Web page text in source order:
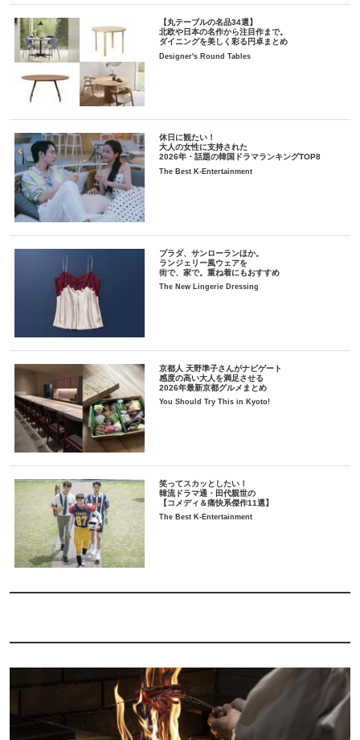
【丸テーブルの名品34選】
北欧や日本の名作から注目作まで。
ダイニングを美しく彩る円卓まとめ
Designer's Round Tables
休日に観たい！
大人の女性に支持された
2026年・話題の韓国ドラマランキングTOP8
The Best K-Entertainment
プラダ、サンローランほか。
ランジェリー風ウェアを
街で、家で。重ね着にもおすすめ
The New Lingerie Dressing
京都人 天野準子さんがナビゲート
感度の高い大人を満足させる
2026年最新京都グルメまとめ
You Should Try This in Kyoto!
笑ってスカッとしたい！
韓流ドラマ通・田代親世の
【コメディ＆痛快系傑作11選】
The Best K-Entertainment